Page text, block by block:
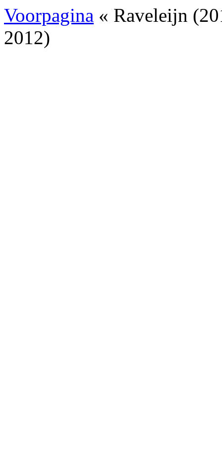
Voorpagina « Raveleijn
2012)